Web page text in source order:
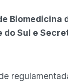
Biomedicina
Sul e